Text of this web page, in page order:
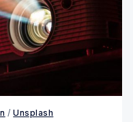
/ Unsplash